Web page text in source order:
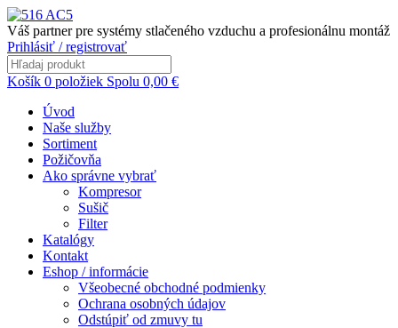
Váš partner pre systémy stlačeného vzduchu a profesionálnu montáž
Prihlásiť / registrovať
Košík 0 položiek Spolu 0,00 €
Úvod
Naše služby
Sortiment
Požičovňa
Ako správne vybrať
Kompresor
Sušič
Filter
Katalógy
Kontakt
Eshop / informácie
Všeobecné obchodné podmienky
Ochrana osobných údajov
Odstúpiť od zmuvy tu